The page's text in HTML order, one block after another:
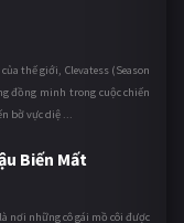
thế giới, Clevatess (Season
đồng minh trong cuộc chiến
bờ vực diệ ...
Biến Mất
nơi những cô gái mồ côi được